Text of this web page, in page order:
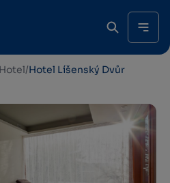
Hotel/Hotel Líšenský Dvůr